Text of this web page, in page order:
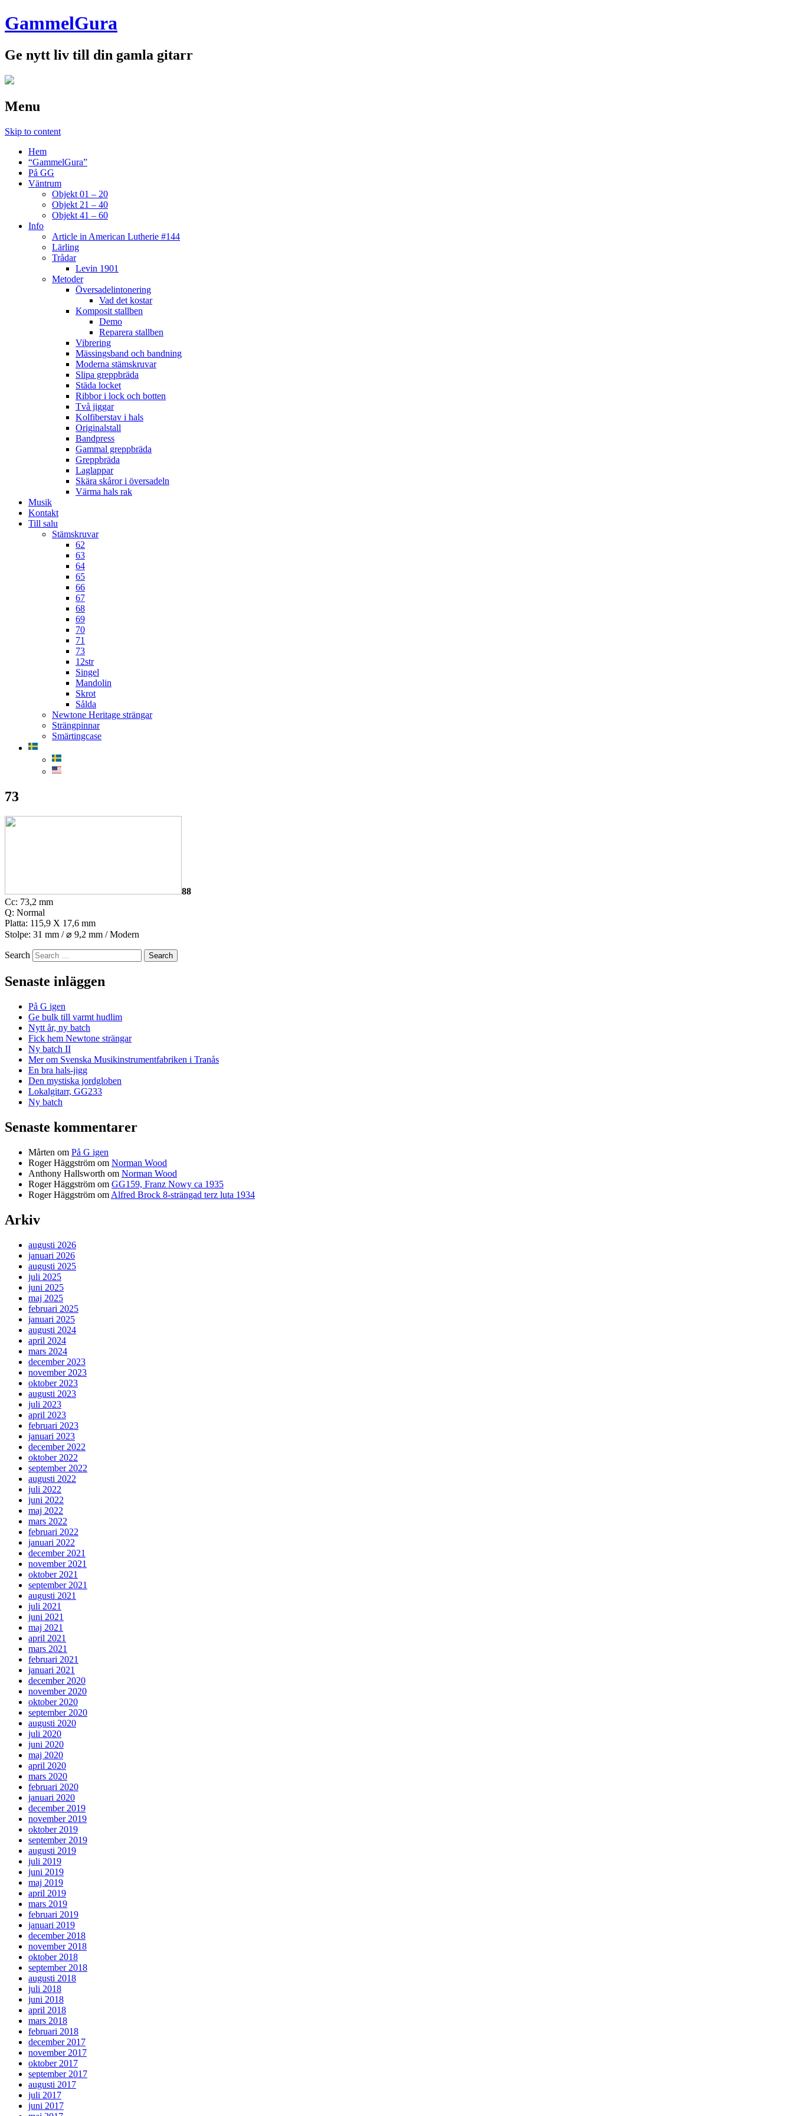
GammelGura
Ge nytt liv till din gamla gitarr
Menu
Skip to content
Hem
“GammelGura”
På GG
Väntrum
Objekt 01 – 20
Objekt 21 – 40
Objekt 41 – 60
Info
Article in American Lutherie #144
Lärling
Trådar
Levin 1901
Metoder
Översadelintonering
Vad det kostar
Komposit stallben
Demo
Reparera stallben
Vibrering
Mässingsband och bandning
Moderna stämskruvar
Slipa greppbräda
Städa locket
Ribbor i lock och botten
Två jiggar
Kolfiberstav i hals
Originalstall
Bandpress
Gammal greppbräda
Greppbräda
Laglappar
Skära skåror i översadeln
Värma hals rak
Musik
Kontakt
Till salu
Stämskruvar
62
63
64
65
66
67
68
69
70
71
73
12str
Singel
Mandolin
Skrot
Sålda
Newtone Heritage strängar
Strängpinnar
Smärtingcase
73
88
Cc: 73,2 mm
Q: Normal
Platta: 115,9 X 17,6 mm
Stolpe: 31 mm /⌀ 9,2 mm / Modern
Search
Senaste inläggen
På G igen
Ge bulk till varmt hudlim
Nytt år, ny batch
Fick hem Newtone strängar
Ny batch II
Mer om Svenska Musikinstrumentfabriken i Tranås
En bra hals-jigg
Den mystiska jordgloben
Lokalgitarr, GG233
Ny batch
Senaste kommentarer
Mårten om På G igen
Roger Häggström om Norman Wood
Anthony Hallsworth om Norman Wood
Roger Häggström om GG159, Franz Nowy ca 1935
Roger Häggström om Alfred Brock 8-strängad terz luta 1934
Arkiv
augusti 2026
januari 2026
augusti 2025
juli 2025
juni 2025
maj 2025
februari 2025
januari 2025
augusti 2024
april 2024
mars 2024
december 2023
november 2023
oktober 2023
augusti 2023
juli 2023
april 2023
februari 2023
januari 2023
december 2022
oktober 2022
september 2022
augusti 2022
juli 2022
juni 2022
maj 2022
mars 2022
februari 2022
januari 2022
december 2021
november 2021
oktober 2021
september 2021
augusti 2021
juli 2021
juni 2021
maj 2021
april 2021
mars 2021
februari 2021
januari 2021
december 2020
november 2020
oktober 2020
september 2020
augusti 2020
juli 2020
juni 2020
maj 2020
april 2020
mars 2020
februari 2020
januari 2020
december 2019
november 2019
oktober 2019
september 2019
augusti 2019
juli 2019
juni 2019
maj 2019
april 2019
mars 2019
februari 2019
januari 2019
december 2018
november 2018
oktober 2018
september 2018
augusti 2018
juli 2018
juni 2018
april 2018
mars 2018
februari 2018
december 2017
november 2017
oktober 2017
september 2017
augusti 2017
juli 2017
juni 2017